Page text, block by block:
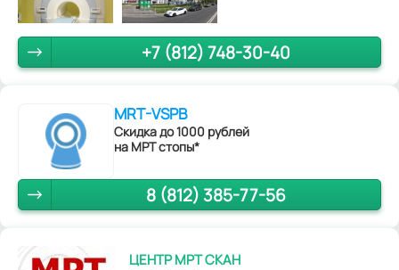
+7 (812) 748-30-40
MRT-VSPB
Скидка до 1000 рублей
на МРТ стопы*
8 (812) 385-77-56
ЦЕНТР МРТ СКАН